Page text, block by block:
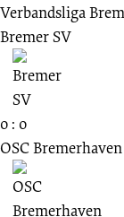
Verbandsliga
Bremer SV
0 : 0
OSC Bremerhaven